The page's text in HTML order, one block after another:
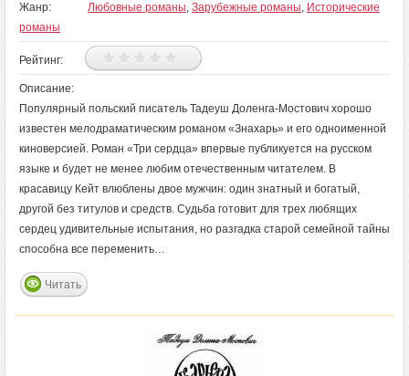
Жанр: Любовные романы, Зарубежные романы, Исторические
романы
Рейтинг:
Описание:
Популярный польский писатель Тадеуш Доленга-Мостович хорошо
известен мелодраматическим романом «Знахарь» и его одноименной
киноверсией. Роман «Три сердца» впервые публикуется на русском
языке и будет не менее любим отечественным читателем. В
красавицу Кейт влюблены двое мужчин: один знатный и богатый,
другой без титулов и средств. Судьба готовит для трех любящих
сердец удивительные испытания, но разгадка старой семейной тайны
способна все переменить…
Читать